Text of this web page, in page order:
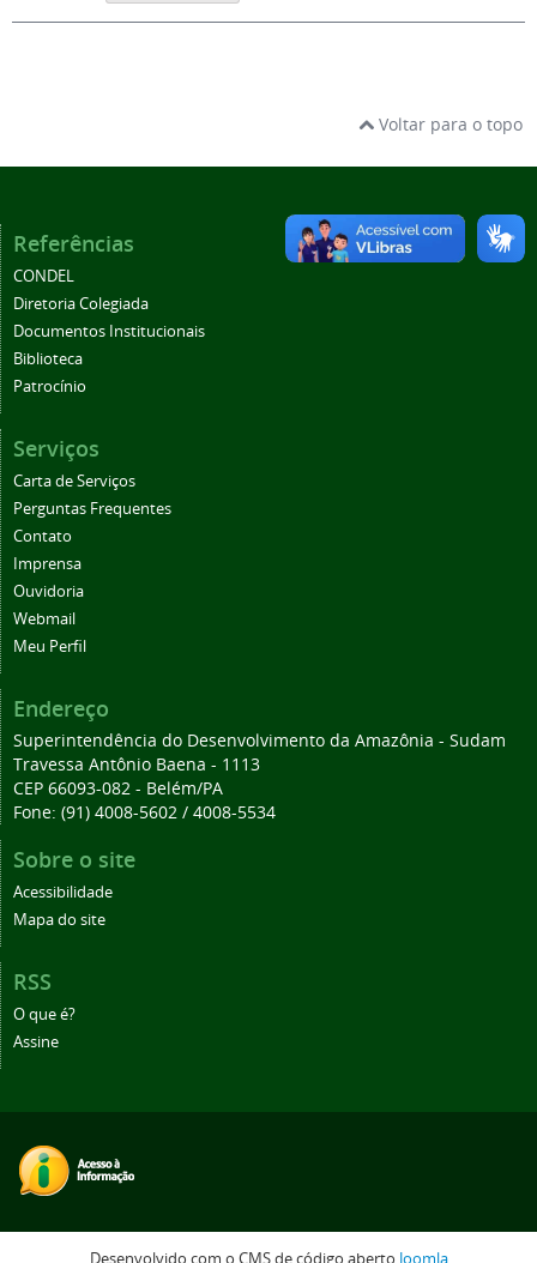
Voltar para o topo
Referências
CONDEL
Diretoria Colegiada
Documentos Institucionais
Biblioteca
Patrocínio
Serviços
Carta de Serviços
Perguntas Frequentes
Contato
Imprensa
Ouvidoria
Webmail
Meu Perfil
Endereço
Superintendência do Desenvolvimento da Amazônia - Sudam
Travessa Antônio Baena - 1113
CEP 66093-082 - Belém/PA
Fone: (91) 4008-5602 / 4008-5534
Sobre o site
Acessibilidade
Mapa do site
RSS
O que é?
Assine